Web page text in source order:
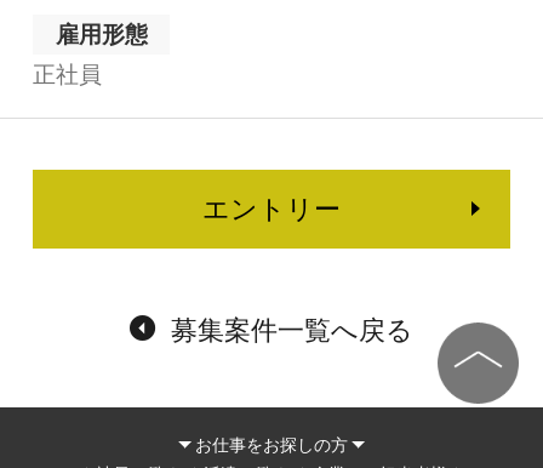
雇用形態
正社員
エントリー
募集案件一覧へ戻る
お仕事をお探しの方